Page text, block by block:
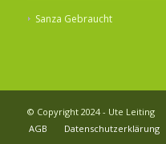
Sanza Gebraucht
© Copyright 2024 - Ute Leiting
AGB
Datenschutzerklärung